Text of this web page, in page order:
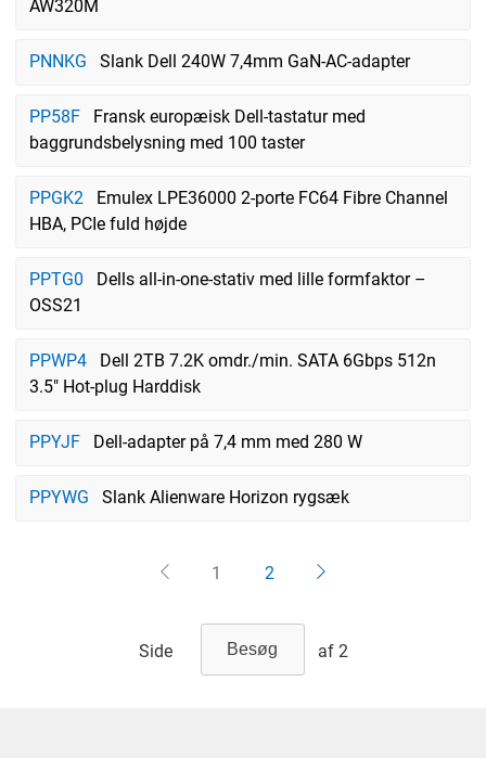
AW320M
PNNKG Slank Dell 240W 7,4mm GaN-AC-adapter
PP58F
Fransk europæisk Dell-tastatur med
baggrundsbelysning med 100 taster
PPGK2
Emulex LPE36000 2-porte FC64 Fibre Channel
HBA, PCIe fuld højde
PPTG0
Dells all-in-one-stativ med lille formfaktor –
OSS21
PPWP4
Dell 2TB 7.2K omdr./min. SATA 6Gbps 512n
3.5" Hot-plug Harddisk
PPYJF Dell-adapter på 7,4 mm med 280 W
PPYWG Slank Alienware Horizon rygsæk
1 2
Side af 2